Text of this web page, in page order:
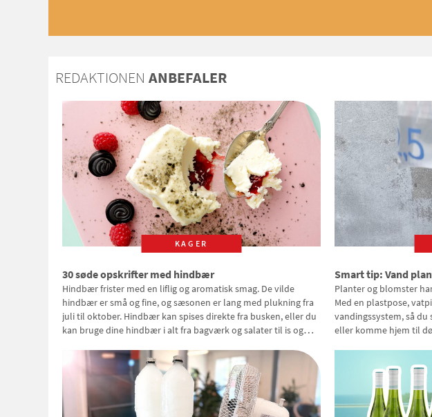
REDAKTIONEN ANBEFALER
KAGER
30 søde opskrifter med hindbær
Hindbær frister med en liflig og aromatisk smag. De vilde
hindbær er små og fine, og sæsonen er lang med plukning fra
juli til oktober. Hindbær kan spises direkte fra busken, eller du
kan bruge dine hindbær i alt fra bagværk og salater til is og
Smart tip: Vand
Planter og blomster
Med en plastpose,
vandingssystem, så
eller komme hjem til